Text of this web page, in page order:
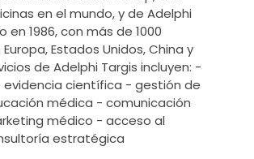
en el mundo, y de Adelphi
en 1986, con más de 1000
Estados Unidos, China y
de Adelphi Targis incluyen: -
evidencia científica - gestión de
médica - comunicación
médico - acceso al
estratégica